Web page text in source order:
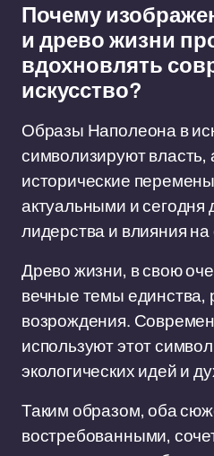
Почему
и древо жизни
вдохновлять
искусство?
Образы Наполеона в
символизируют власть,
исторические
актуальными и сегодня
лидерства и влияния
Древо жизни, в свою
вечные темы единства,
возрождения.
используют этот
экологических идей и
Таким образом, оба
востребованными,